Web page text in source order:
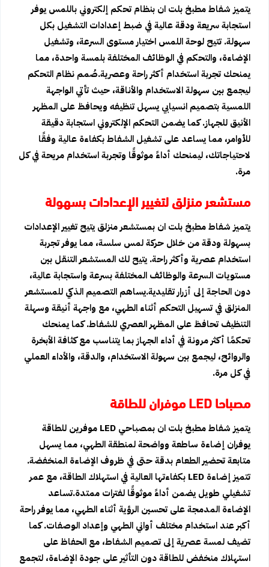
يتميز شفاط مطبخ بلت ان بنظام تحكم إلكتروني باللمس يوفر
استجابة سريعة ودقة عالية في ضبط إعدادات التشغيل بكل
سهولة. تتيح لوحة اللمس اختيار مستوى السرعة، وتشغيل
الإضاءة، والتحكم في الوظائف المختلفة بلمسة واحدة، مما
يمنحك تجربة استخدام أكثر راحة وعصرية.صُمم نظام التحكم
ليجمع بين سهولة الاستخدام والأناقة، حيث تأتي الواجهة
اللمسية بتصميم انسيابي يسهل تنظيفه ويحافظ على المظهر
الأنيق للجهاز. كما يضمن التحكم الإلكتروني استجابة دقيقة
للأوامر، مما يساعد على تشغيل الشفاط بكفاءة عالية وفقًا
لاحتياجاتك، ليمنحك أداءً موثوقًا وتجربة استخدام مريحة في كل
مرة.
مستشعر منزلق لتغيير الإعدادات بسهولة
يتميز شفاط مطبخ بلت ان بمستشعر منزلق يتيح تغيير الإعدادات
بسهولة ودقة من خلال حركة لمس سلسة، مما يوفر تجربة
استخدام عصرية وأكثر راحة. يتيح لك المستشعر التنقل بين
مستويات السرعة والوظائف المختلفة بسرعة واستجابة عالية،
دون الحاجة إلى أزرار تقليدية.يساهم التصميم الذكي للمستشعر
المنزلق في تسهيل التحكم أثناء الطهي، مع واجهة أنيقة وسهلة
التنظيف تحافظ على المظهر العصري للشفاط. كما يمنحك
تحكمًا أكثر مرونة في أداء الجهاز بما يتناسب مع كثافة الأبخرة
والروائح، ليجمع بين سهولة الاستخدام، والدقة، والأداء العملي
في كل مرة.
مصباحا LED موفران للطاقة
يتميز شفاط مطبخ بلت ان بمصباحي LED موفرين للطاقة
يوفران إضاءة ساطعة وواضحة لمنطقة الطهي، مما يسهل
متابعة تحضير الطعام بدقة حتى في ظروف الإضاءة المنخفضة.
تتميز إضاءة LED بكفاءتها العالية في استهلاك الطاقة، مع عمر
تشغيلي طويل يضمن أداءً موثوقًا لفترات ممتدة.تساعد
الإضاءة المدمجة على تحسين الرؤية أثناء الطهي، مما يوفر راحة
أكبر عند استخدام مختلف أواني الطهي وإعداد الوصفات. كما
تضيف لمسة عصرية إلى تصميم الشفاط، مع الحفاظ على
استهلاك منخفض للطاقة دون التأثير على جودة الإضاءة، لتجمع